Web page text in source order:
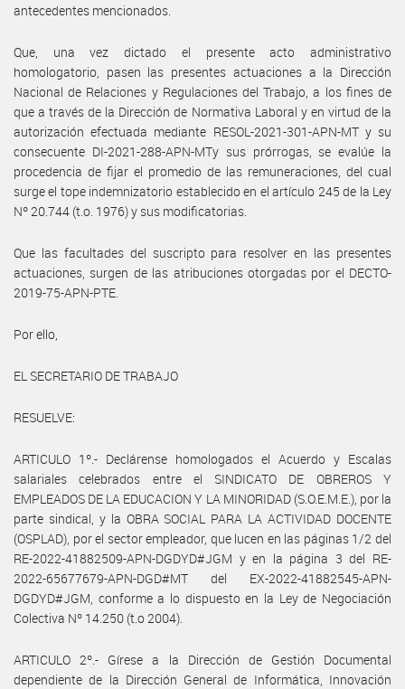
antecedentes mencionados.
Que, una vez dictado el presente acto administrativo
homologatorio, pasen las presentes actuaciones a la Dirección
Nacional de Relaciones y Regulaciones del Trabajo, a los fines de
que a través de la Dirección de Normativa Laboral y en virtud de la
autorización efectuada mediante RESOL-2021-301-APN-MT y su
consecuente DI-2021-288-APN-MTy sus prórrogas, se evalúe la
procedencia de fijar el promedio de las remuneraciones, del cual
surge el tope indemnizatorio establecido en el artículo 245 de la Ley
Nº 20.744 (t.o. 1976) y sus modificatorias.
Que las facultades del suscripto para resolver en las presentes
actuaciones, surgen de las atribuciones otorgadas por el DECTO-
2019-75-APN-PTE.
Por ello,
EL SECRETARIO DE TRABAJO
RESUELVE:
ARTICULO 1º.- Declárense homologados el Acuerdo y Escalas
salariales celebrados entre el SINDICATO DE OBREROS Y
EMPLEADOS DE LA EDUCACION Y LA MINORIDAD (S.O.E.M.E.), por la
parte sindical, y la OBRA SOCIAL PARA LA ACTIVIDAD DOCENTE
(OSPLAD), por el sector empleador, que lucen en las páginas 1/2 del
RE-2022-41882509-APN-DGDYD#JGM y en la página 3 del RE-
2022-65677679-APN-DGD#MT del EX-2022-41882545-APN-
DGDYD#JGM, conforme a lo dispuesto en la Ley de Negociación
Colectiva Nº 14.250 (t.o 2004).
ARTICULO 2º.- Gírese a la Dirección de Gestión Documental
dependiente de la Dirección General de Informática, Innovación